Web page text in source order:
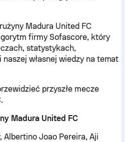
Madura United FC
firmy Sofascore, który
statystykach,
własnej wiedzy na temat
przyszłe mecze
Madura United FC
Joao Pereira, Aji